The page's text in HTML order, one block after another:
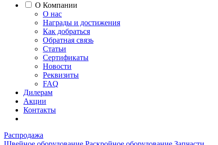
О Компании
О нас
Награды и достижения
Как добраться
Обратная связь
Статьи
Сертификаты
Новости
Реквизиты
FAQ
Дилерам
Акции
Контакты
Распродажа